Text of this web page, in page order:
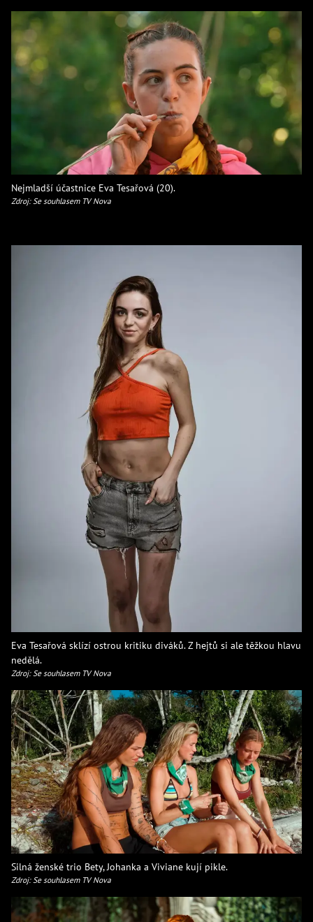
Nejmladší účastnice Eva Tesařová (20).
Zdroj: Se souhlasem TV Nova
Eva Tesařová sklízí ostrou kritiku diváků. Z hejtů si ale těžkou hlavu
nedělá.
Zdroj: Se souhlasem TV Nova
Silná ženské trio Bety, Johanka a Viviane kují pikle.
Zdroj: Se souhlasem TV Nova